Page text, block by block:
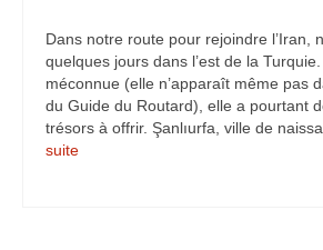
Dans notre route pour rejoindre l’Iran,
quelques jours dans l’est de la
méconnue (elle n’apparaît même pas
du Guide du Routard), elle a pourtant
trésors à offrir. Şanlıurfa, ville de
suite­­